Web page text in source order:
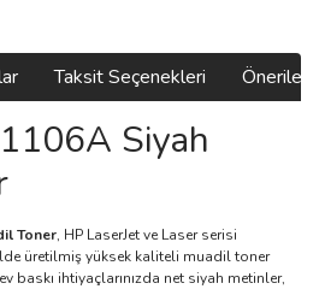
Taksit Seçenekleri
Siyah
Toner, HP LaserJet ve Laser serisi
üretilmiş yüksek kaliteli muadil toner
baskı ihtiyaçlarınızda net siyah metinler,